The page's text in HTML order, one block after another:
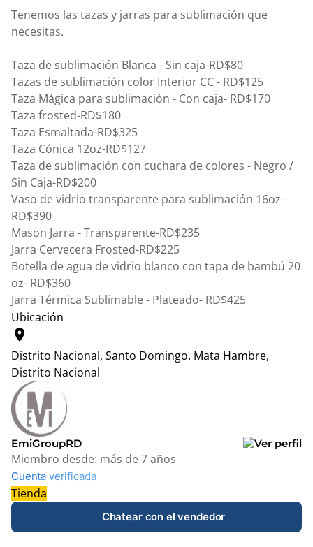
Tenemos las tazas y jarras para sublimación que
necesitas.
Taza de sublimación Blanca - Sin caja-RD$80
Tazas de sublimación color Interior CC - RD$125
Taza Mágica para sublimación - Con caja- RD$170
Taza frosted-RD$180
Taza Esmaltada-RD$325
Taza Cónica 12oz-RD$127
Taza de sublimación con cuchara de colores - Negro /
Sin Caja-RD$200
Vaso de vidrio transparente para sublimación 16oz-
RD$390
Mason Jarra - Transparente-RD$235
Jarra Cervecera Frosted-RD$225
Botella de agua de vidrio blanco con tapa de bambú 20
oz- RD$360
Jarra Térmica Sublimable - Plateado- RD$425
Ubicación
location_on
Distrito Nacional, Santo Domingo. Mata Hambre,
Distrito Nacional
−
EmiGroupRD
Miembro desde: más de 7 años
Cuenta verificada
Tienda
Chatear con el vendedor